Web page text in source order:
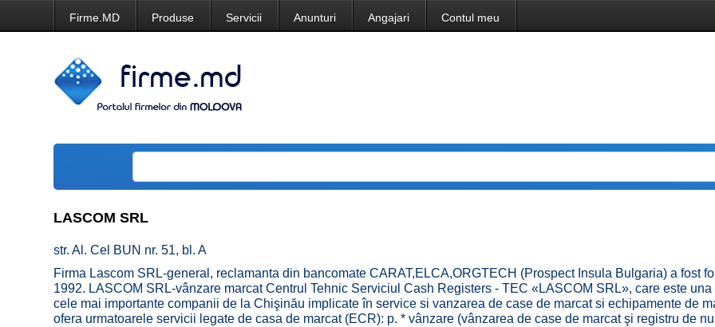
Firme.MD Produse Servicii Anunturi Angajari Contul meu
LASCOM SRL
str. Al. Cel BUN nr. 51, bl. A
Firma Lascom SRL-general, reclamanta din bancomate CARAT,ELCA,ORGTECH (Prospect Insula Bulgaria) a fost
1992. LASCOM SRL-vânzare marcat Centrul Tehnic Serviciul Cash Registers - TEC «LASCOM SRL», care este una
cele mai importante companii de la Chişinău implicate în service si vanzarea de case de marcat si echipamente de
ofera urmatoarele servicii legate de casa de marcat (ECR): p. * vânzare (vânzarea de case de marcat şi registru de